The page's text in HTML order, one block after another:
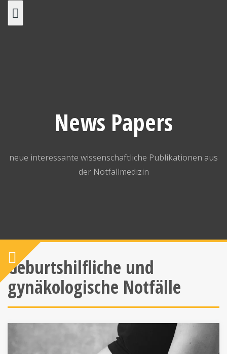
News Papers
neue interessante wissenschaftliche Publikationen aus
der Notfallmedizin
Geburtshilfliche und
gynäkologische Notfälle